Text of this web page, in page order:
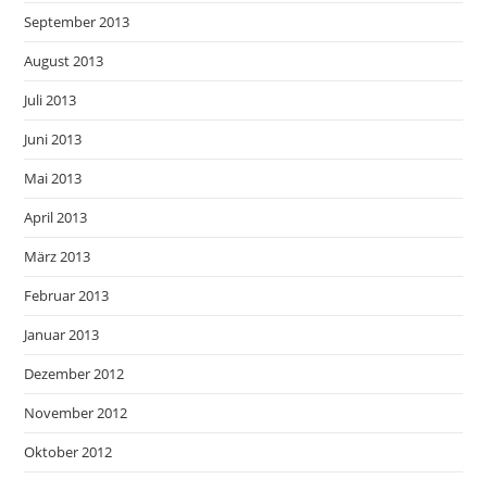
September 2013
August 2013
Juli 2013
Juni 2013
Mai 2013
April 2013
März 2013
Februar 2013
Januar 2013
Dezember 2012
November 2012
Oktober 2012